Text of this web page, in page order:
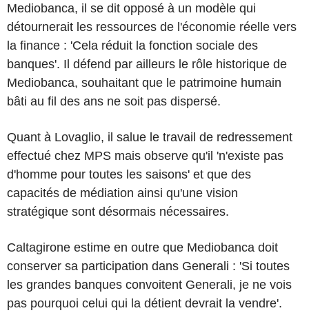
Mediobanca, il se dit opposé à un modèle qui
détournerait les ressources de l'économie réelle vers
la finance : 'Cela réduit la fonction sociale des
banques'. Il défend par ailleurs le rôle historique de
Mediobanca, souhaitant que le patrimoine humain
bâti au fil des ans ne soit pas dispersé.
Quant à Lovaglio, il salue le travail de redressement
effectué chez MPS mais observe qu'il 'n'existe pas
d'homme pour toutes les saisons' et que des
capacités de médiation ainsi qu'une vision
stratégique sont désormais nécessaires.
Caltagirone estime en outre que Mediobanca doit
conserver sa participation dans Generali : 'Si toutes
les grandes banques convoitent Generali, je ne vois
pas pourquoi celui qui la détient devrait la vendre'.